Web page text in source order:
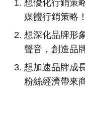
想優化行銷策
媒體行銷策略！
想深化品牌形
聲音，創造品
想加速品牌成
粉絲經濟帶來